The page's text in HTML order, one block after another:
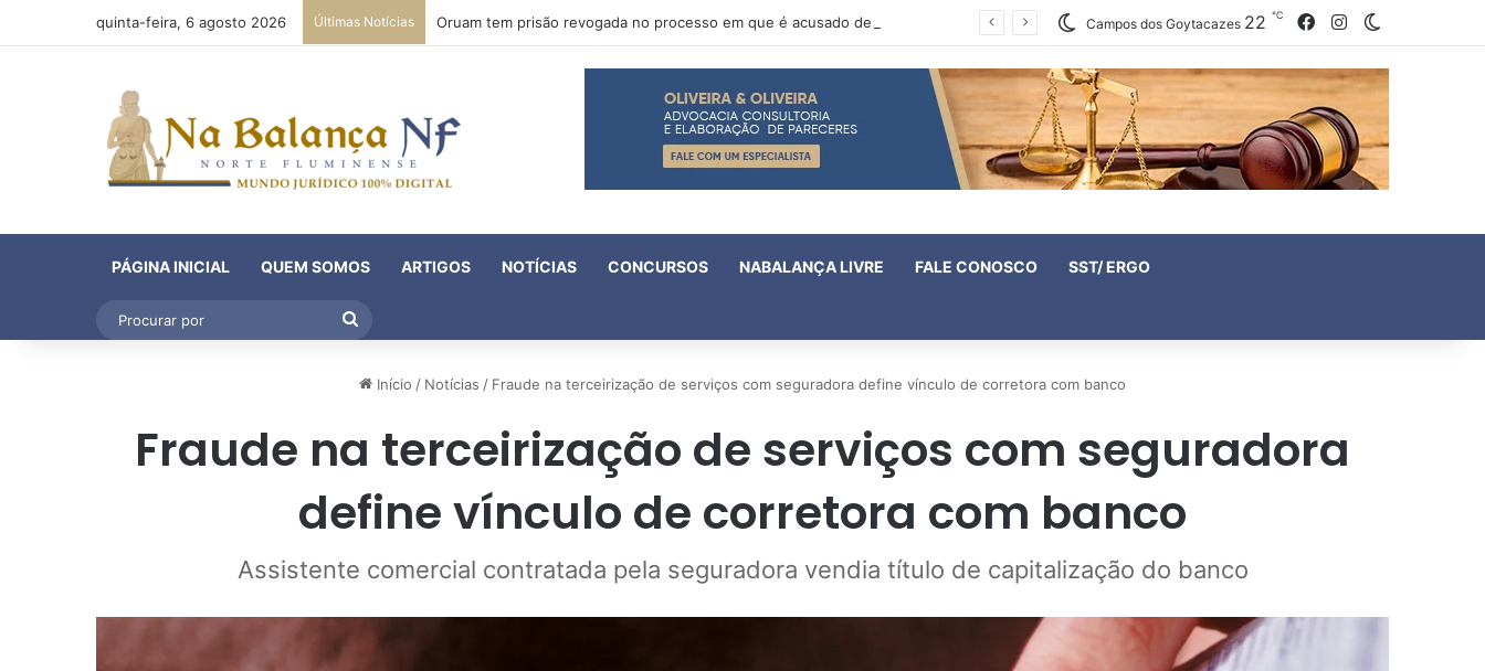
quinta-feira, 6 agosto 2026 Últimas Notícias Campos dos Goytacazes 22 ℃ FacebookInstagram
PÁGINA INICIAL QUEM SOMOS ARTIGOS NOTÍCIAS CONCURSOS NABALANÇA LIVRE FALE CONOSCO SST/ ERGO
Início / Notícias / Fraude na terceirização de serviços com seguradora define vínculo de corretora com banco
Fraude na terceirização de serviços com seguradora
define vínculo de corretora com banco
Assistente comercial contratada pela seguradora vendia título de capitalização do banco